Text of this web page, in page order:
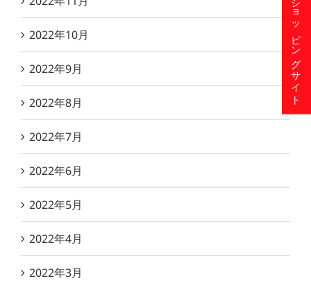
2022年10月
2022年9月
2022年8月
2022年7月
2022年6月
2022年5月
2022年4月
2022年3月
ショッピングサイト